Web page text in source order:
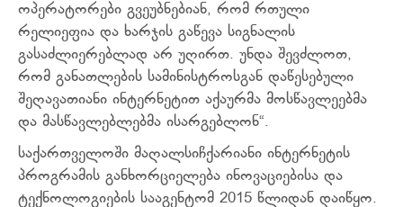
ოპერატორები გვეუბნებიან, რომ რთული
რელიეფია და ხარჯის გაწევა სიგნალის
გასაძლიერებლად არ უღირთ. უნდა შევძლოთ,
რომ განათლების სამინისტროსგან დაწესებული
შეღავათიანი ინტერნეტით აქაურმა მოსწავლეებმა
და მასწავლებლებმა ისარგებლონ“.
საქართველოში მაღალსიჩქარიანი ინტერნეტის
პროგრამის განხორციელება ინოვაციებისა და
ტექნოლოგიების სააგენტომ 2015 წლიდან დაიწყო.